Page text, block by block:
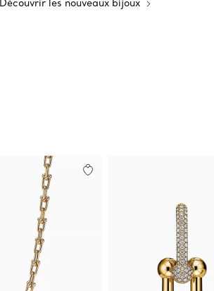
Découvrir les nouveaux bijoux